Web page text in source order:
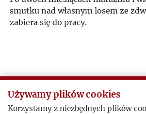
smutku nad własnym losem ze
zabiera się do pracy.
Używamy plików cookies
Korzystamy z niezbędnych plików